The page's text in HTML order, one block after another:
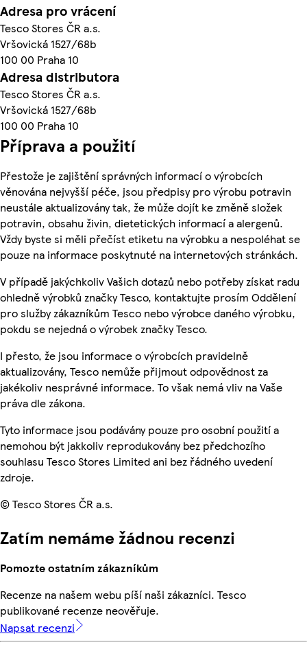
Adresa pro vrácení
Tesco Stores ČR a.s.
Vršovická 1527/68b
100 00 Praha 10
Adresa distributora
Tesco Stores ČR a.s.
Vršovická 1527/68b
100 00 Praha 10
Příprava a použití
Přestože je zajištění správných informací o výrobcích
věnována nejvyšší péče, jsou předpisy pro výrobu potravin
neustále aktualizovány tak, že může dojít ke změně složek
potravin, obsahu živin, dietetických informací a alergenů.
Vždy byste si měli přečíst etiketu na výrobku a nespoléhat se
pouze na informace poskytnuté na internetových stránkách.
V případě jakýchkoliv Vašich dotazů nebo potřeby získat radu
ohledně výrobků značky Tesco, kontaktujte prosím Oddělení
pro služby zákazníkům Tesco nebo výrobce daného výrobku,
pokdu se nejedná o výrobek značky Tesco.
I přesto, že jsou informace o výrobcích pravidelně
aktualizovány, Tesco nemůže přijmout odpovědnost za
jakékoliv nesprávné informace. To však nemá vliv na Vaše
práva dle zákona.
Tyto informace jsou podávány pouze pro osobní použití a
nemohou být jakkoliv reprodukovány bez předchozího
souhlasu Tesco Stores Limited ani bez řádného uvedení
zdroje.
© Tesco Stores ČR a.s.
Zatím nemáme žádnou recenzi
Pomozte ostatním zákazníkům
Recenze na našem webu píší naši zákazníci. Tesco
publikované recenze neověřuje.
Napsat recenzi